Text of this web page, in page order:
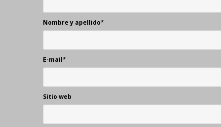
Nombre y apellido*
E-mail*
Sitio web